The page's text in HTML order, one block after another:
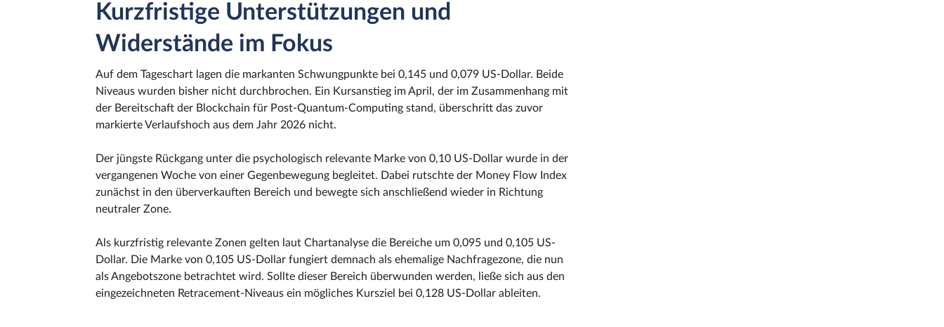
Kurzfristige Unterstützungen und
Widerstände im Fokus
Auf dem Tageschart lagen die markanten Schwungpunkte bei 0,145 und 0,079 US-Dollar. Beide
Niveaus wurden bisher nicht durchbrochen. Ein Kursanstieg im April, der im Zusammenhang mit
der Bereitschaft der Blockchain für Post-Quantum-Computing stand, überschritt das zuvor
markierte Verlaufshoch aus dem Jahr 2026 nicht.
Der jüngste Rückgang unter die psychologisch relevante Marke von 0,10 US-Dollar wurde in der
vergangenen Woche von einer Gegenbewegung begleitet. Dabei rutschte der Money Flow Index
zunächst in den überverkauften Bereich und bewegte sich anschließend wieder in Richtung
neutraler Zone.
Als kurzfristig relevante Zonen gelten laut Chartanalyse die Bereiche um 0,095 und 0,105 US-
Dollar. Die Marke von 0,105 US-Dollar fungiert demnach als ehemalige Nachfragezone, die nun
als Angebotszone betrachtet wird. Sollte dieser Bereich überwunden werden, ließe sich aus den
eingezeichneten Retracement-Niveaus ein mögliches Kursziel bei 0,128 US-Dollar ableiten.